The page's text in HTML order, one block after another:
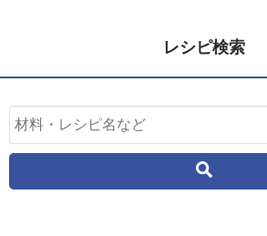
レシピ検索